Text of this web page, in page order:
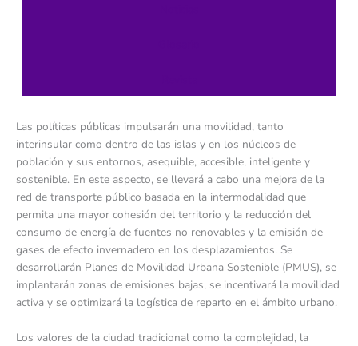
Las políticas públicas impulsarán una movilidad, tanto
interinsular como dentro de las islas y en los núcleos de
población y sus entornos, asequible, accesible, inteligente y
sostenible. En este aspecto, se llevará a cabo una mejora de la
red de transporte público basada en la intermodalidad que
permita una mayor cohesión del territorio y la reducción del
consumo de energía de fuentes no renovables y la emisión de
gases de efecto invernadero en los desplazamientos. Se
desarrollarán Planes de Movilidad Urbana Sostenible (PMUS), se
implantarán zonas de emisiones bajas, se incentivará la movilidad
activa y se optimizará la logística de reparto en el ámbito urbano.
Los valores de la ciudad tradicional como la complejidad, la